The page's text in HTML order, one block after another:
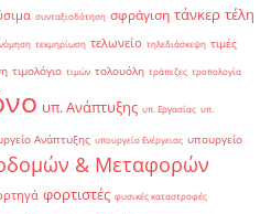
συνταξιοδότηση σφράγιση τάνκερ τέλη
τεκμηρίωση τελωνείο τηλεδιάσκεψη τιμές
τιμολόγιο τιμών τολουόλη τράπεζες τροπολογία
υπ. Ανάπτυξης υπ. Εργασίας υπ.
Ανάπτυξης υπουργείο Ενέργειας υπουργείο
& Μεταφορών
φορτιστές φυσικές καταστροφές